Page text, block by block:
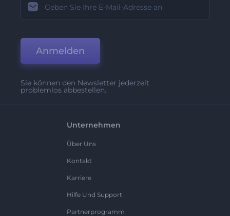
Anmelden
Sie können den Newsletter jederzeit
problemlos abbestellen.
Unternehmen
Über Uns
Kontakt
Karriere
Hilfe Und Support
Partnerprogramm